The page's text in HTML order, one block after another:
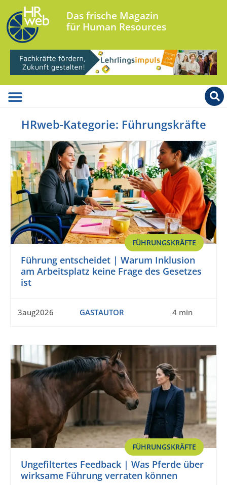
Das frische Magazin
für Human Resources
HRweb-Kategorie: Führungskräfte
FÜHRUNGSKRÄFTE
Führung entscheidet | Warum Inklusion
am Arbeitsplatz keine Frage des Gesetzes
ist
3aug2026 GASTAUTOR 4 min
FÜHRUNGSKRÄFTE
Ungefiltertes Feedback | Was Pferde über
wirksame Führung verraten können